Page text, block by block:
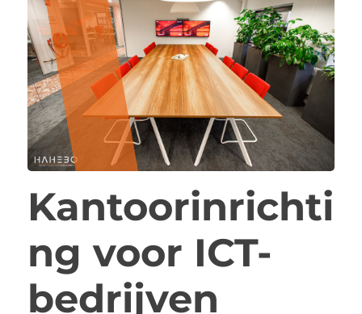
Kantoorinrichti
ng voor ICT-
bedrijven